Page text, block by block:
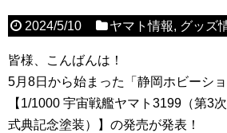
2024/5/10 ヤマト情報, グッズ
皆様、こんばんは！
5月8日から始まった「静岡ホビーシ
【1/1000 宇宙戦艦ヤマト3199（第3
式典記念塗装）】の発売が発表！